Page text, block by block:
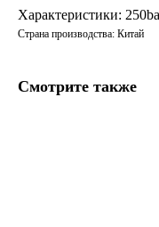
Характеристики:
Страна производства: Китай
Смотрите также